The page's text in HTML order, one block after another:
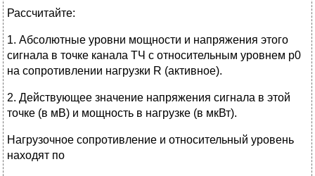
Рассчитайте:
1. Абсолютные уровни мощности и напряжения этого
сигнала в точке канала ТЧ с относительным уровнем p0
на сопротивлении нагрузки R (активное).
2. Действующее значение напряжения сигнала в этой
точке (в мВ) и мощность в нагрузке (в мкВт).
Нагрузочное сопротивление и относительный уровень
находят по